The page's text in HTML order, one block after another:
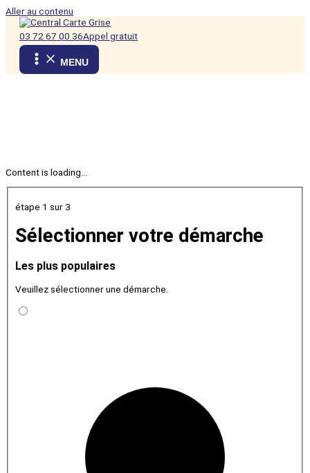
Aller au contenu
03 72 67 00 36Appel gratuit
MENU
Content is loading...
étape 1 sur 3
Sélectionner votre démarche
Les plus populaires
Veuillez sélectionner une démarche.